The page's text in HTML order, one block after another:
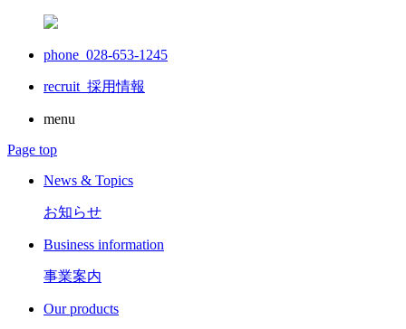
phone 028-653-1245
recruit 採用情報
menu
Page top
News & Topics
お知らせ
Business information
事業案内
Our products